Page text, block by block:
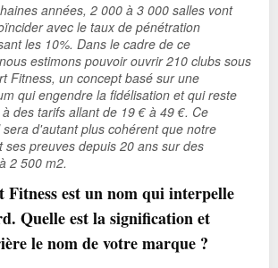
années, 2 000 à 3 000 salles vont
avec le taux de pénétration
les 10%. Dans le cadre de ce
estimons pouvoir ouvrir 210 clubs sous
Fitness, un concept basé sur une
qui engendre la fidélisation et qui reste
des tarifs allant de 19 € à 49 €. Ce
d'autant plus cohérent que notre
ses preuves depuis 20 ans sur des
2 500 m2.
Fitness est un nom qui interpelle
Quelle est la signification et
le nom de votre marque ?